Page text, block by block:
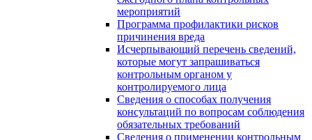
мероприятий
Программа профилактики рисков
причинения вреда
Исчерпывающий перечень сведений,
которые могут запрашиваться
контрольным органом у
контролируемого лица
Сведения о способах получения
консультаций по вопросам соблюдения
обязательных требований
Сведения о применении контрольным